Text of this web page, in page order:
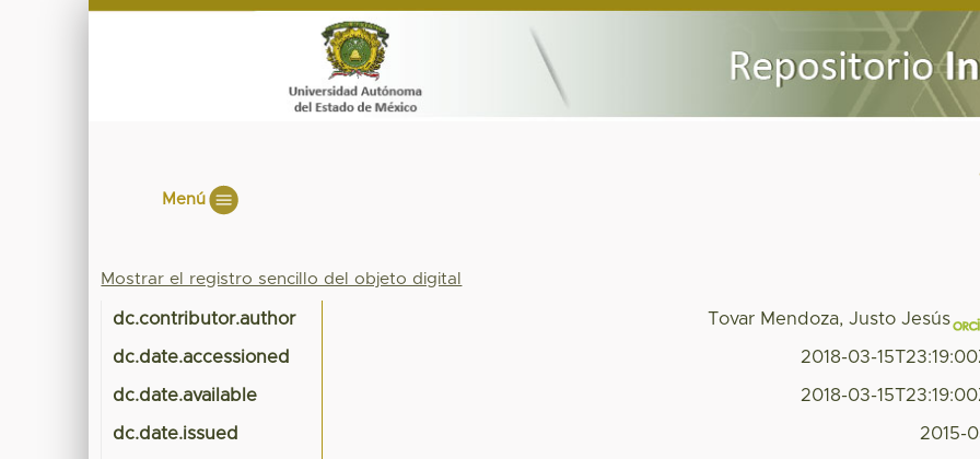
Menú
Mostrar el registro sencillo del objeto digital
dc.contributor.author Tovar Mendoza, Justo Jesús
dc.date.accessioned 2018-03-
dc.date.available 2018-03-
dc.date.issued 2015-